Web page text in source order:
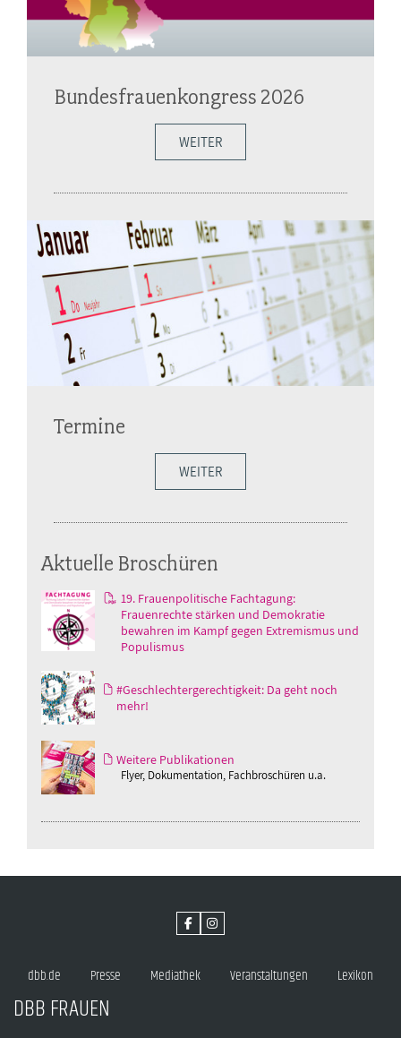
Bundesfrauenkongress 2026
WEITER
Termine
WEITER
Aktuelle Broschüren
19. Frauenpolitische Fachtagung:
Frauenrechte stärken und Demokratie
bewahren im Kampf gegen Extremismus und
Populismus
#Geschlechtergerechtigkeit: Da geht noch
mehr!
Weitere Publikationen
Flyer, Dokumentation, Fachbroschüren u.a.
dbb.de Presse Mediathek Veranstaltungen Lexikon
DBB FRAUEN